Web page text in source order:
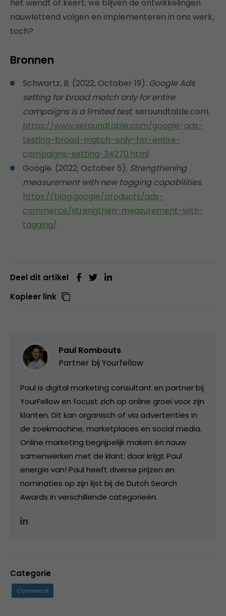
het wendt of keert, we blijven de ontwikkelingen
nauwlettend volgen en implementeren in ons werk,
toch?
Bronnen
Schwartz, B. (2022, October 19). Google Ads
setting for broad match only for entire
campaigns is a limited test. seroundtable.com.
https://www.seroundtable.com/google-ads-
testing-broad-match-only-for-entire-
campaigns-setting-34270.html
Google. (2022, October 5). Strengthening
measurement with new tagging capabilities.
https://blog.google/products/ads-
commerce/strengthen-measurement-with-
tagging/
Deel dit artikel
Kopieer link
Paul Rombouts
Partner bij Yourfellow
Paul is digital marketing consultant en partner bij
YourFellow en focust zich op online groei voor zijn
klanten. Dit kan organisch of via advertenties in
de zoekmachine, marketplaces en social media.
Online marketing begrijpelijk maken én nauw
samenwerken met de klant: daar krijgt Paul
energie van! Paul heeft diverse prijzen en
nominaties op zijn lijst bij de Dutch Search
Awards in verschillende categorieën.
Categorie
Commerce